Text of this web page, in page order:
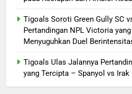
Tigoals Soroti Green Gully SC
Pertandingan NPL Victoria
Menyuguhkan Duel
Tigoals Ulas Jalannya
yang Tercipta – Spanyol vs Irak